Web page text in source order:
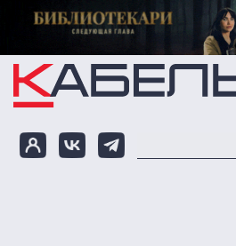
Перейти к основному содержанию